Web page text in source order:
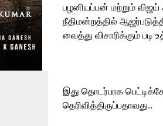
பழனியப்பன் மற்றும்
நீதிமன்றத்தில்
வைத்து விசாரிக்கும்
இது தொடர்பாக
தெரிவித்திருப்பதாவது..